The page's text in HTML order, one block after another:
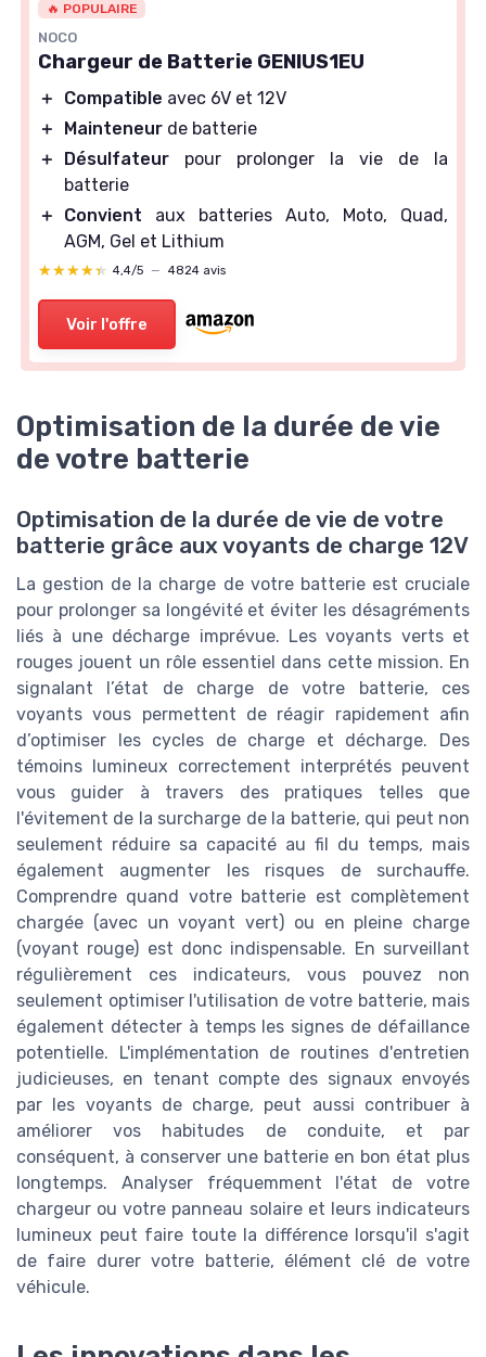
🔥 POPULAIRE
NOCO
Chargeur de Batterie GENIUS1EU
＋ Compatible avec 6V et 12V
＋
Mainteneur de batterie
＋
Désulfateur pour prolonger la vie de la
batterie
＋
Convient aux batteries Auto, Moto, Quad,
AGM, Gel et Lithium
★★★★★
★★★★★ 4,4/5 — 4824 avis
Voir l'offre
Optimisation de la durée de vie
de votre batterie
Optimisation de la durée de vie de votre
batterie grâce aux voyants de charge 12V
La gestion de la charge de votre batterie est cruciale
pour prolonger sa longévité et éviter les désagréments
liés à une décharge imprévue. Les voyants verts et
rouges jouent un rôle essentiel dans cette mission. En
signalant l’état de charge de votre batterie, ces
voyants vous permettent de réagir rapidement afin
d’optimiser les cycles de charge et décharge. Des
témoins lumineux correctement interprétés peuvent
vous guider à travers des pratiques telles que
l'évitement de la surcharge de la batterie, qui peut non
seulement réduire sa capacité au fil du temps, mais
également augmenter les risques de surchauffe.
Comprendre quand votre batterie est complètement
chargée (avec un voyant vert) ou en pleine charge
(voyant rouge) est donc indispensable. En surveillant
régulièrement ces indicateurs, vous pouvez non
seulement optimiser l'utilisation de votre batterie, mais
également détecter à temps les signes de défaillance
potentielle. L'implémentation de routines d'entretien
judicieuses, en tenant compte des signaux envoyés
par les voyants de charge, peut aussi contribuer à
améliorer vos habitudes de conduite, et par
conséquent, à conserver une batterie en bon état plus
longtemps. Analyser fréquemment l'état de votre
chargeur ou votre panneau solaire et leurs indicateurs
lumineux peut faire toute la différence lorsqu'il s'agit
de faire durer votre batterie, élément clé de votre
véhicule.